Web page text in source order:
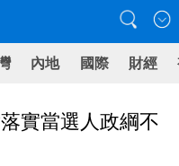
內地 國際 財經
實當選人政綱不